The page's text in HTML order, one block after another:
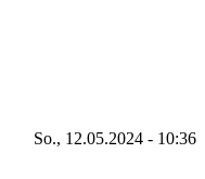
So., 12.05.2024 - 10:36